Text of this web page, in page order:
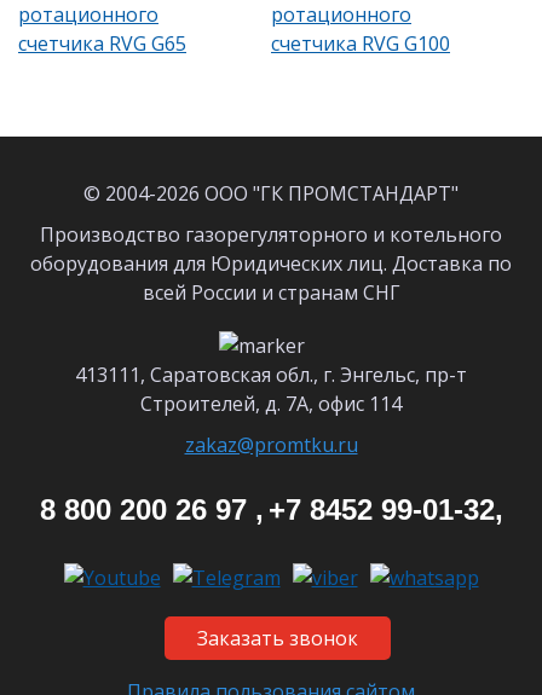
ротационного
счетчика RVG G65
ротационного
счетчика RVG G100
© 2004-2026 ООО "ГК ПРОМСТАНДАРТ"
Производство газорегуляторного и котельного
оборудования для Юридических лиц. Доставка по
всей России и странам СНГ
413111, Саратовская обл., г. Энгельс, пр-т
Строителей, д. 7А, офис 114
zakaz@promtku.ru
8 800 200 26 97 , +7 8452 99-01-32,
Заказать звонок